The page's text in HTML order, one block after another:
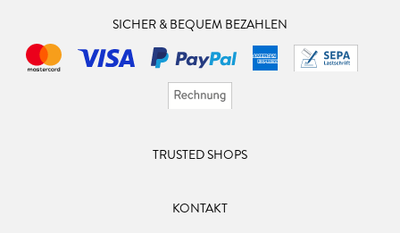
SICHER & BEQUEM BEZAHLEN
TRUSTED SHOPS
KONTAKT